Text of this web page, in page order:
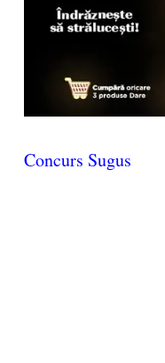
Concurs Sugus